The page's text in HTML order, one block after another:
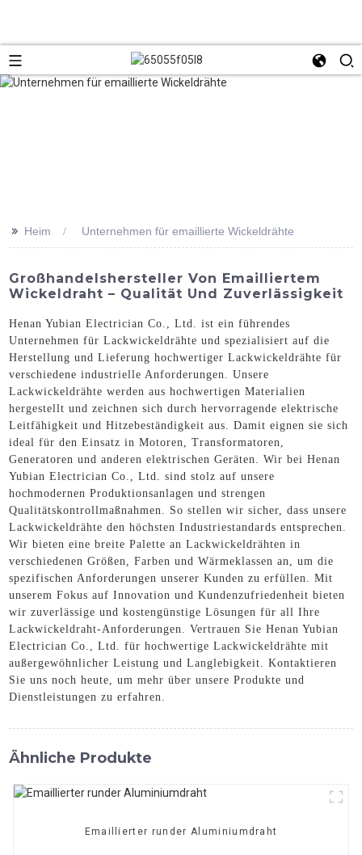
>> Heim Unternehmen für emaillierte Wickeldrähte
Großhandelshersteller Von Emailliertem
Wickeldraht – Qualität Und Zuverlässigkeit
Henan Yubian Electrician Co., Ltd. ist ein führendes
Unternehmen für Lackwickeldrähte und spezialisiert auf die
Herstellung und Lieferung hochwertiger Lackwickeldrähte für
verschiedene industrielle Anforderungen. Unsere
Lackwickeldrähte werden aus hochwertigen Materialien
hergestellt und zeichnen sich durch hervorragende elektrische
Leitfähigkeit und Hitzebeständigkeit aus. Damit eignen sie sich
ideal für den Einsatz in Motoren, Transformatoren,
Generatoren und anderen elektrischen Geräten. Wir bei Henan
Yubian Electrician Co., Ltd. sind stolz auf unsere
hochmodernen Produktionsanlagen und strengen
Qualitätskontrollmaßnahmen. So stellen wir sicher, dass unsere
Lackwickeldrähte den höchsten Industriestandards entsprechen.
Wir bieten eine breite Palette an Lackwickeldrähten in
verschiedenen Größen, Farben und Wärmeklassen an, um die
spezifischen Anforderungen unserer Kunden zu erfüllen. Mit
unserem Fokus auf Innovation und Kundenzufriedenheit bieten
wir zuverlässige und kostengünstige Lösungen für all Ihre
Lackwickeldraht-Anforderungen. Vertrauen Sie Henan Yubian
Electrician Co., Ltd. für hochwertige Lackwickeldrähte mit
außergewöhnlicher Leistung und Langlebigkeit. Kontaktieren
Sie uns noch heute, um mehr über unsere Produkte und
Dienstleistungen zu erfahren.
Ähnliche Produkte
Emaillierter runder Aluminiumdraht